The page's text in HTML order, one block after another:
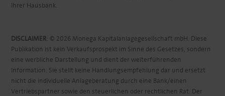
Ihrer Hausbank.
DISCLAIMER : © 2026 Monega Kapitalanlagegesellschaft mbH. Diese
Publikation ist kein Verkaufsprospekt im Sinne des Gesetzes, sondern
eine werbliche Darstellung und dient der weiterführenden
Information. Sie stellt keine Handlungsempfehlung dar und ersetzt
nicht die individuelle Anlageberatung durch eine Bank/einen
Vertriebspartner sowie den steuerlichen oder rechtlichen Rat. Der